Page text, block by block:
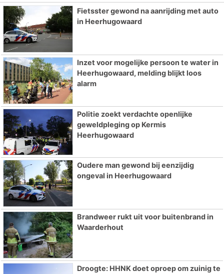
Fietsster gewond na aanrijding met auto
in Heerhugowaard
Inzet voor mogelijke persoon te water in
Heerhugowaard, melding blijkt loos
alarm
Politie zoekt verdachte openlijke
geweldpleging op Kermis
Heerhugowaard
Oudere man gewond bij eenzijdig
ongeval in Heerhugowaard
Brandweer rukt uit voor buitenbrand in
Waarderhout
Droogte: HHNK doet oproep om zuinig te